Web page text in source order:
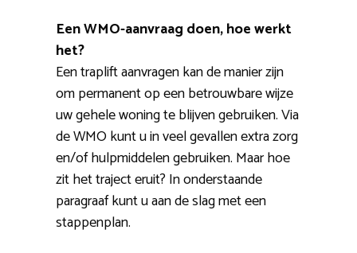
Een WMO-aanvraag doen, hoe werkt
het?
Een traplift aanvragen kan de manier zijn
om permanent op een betrouwbare wijze
uw gehele woning te blijven gebruiken. Via
de WMO kunt u in veel gevallen extra zorg
en/of hulpmiddelen gebruiken. Maar hoe
zit het traject eruit? In onderstaande
paragraaf kunt u aan de slag met een
stappenplan.